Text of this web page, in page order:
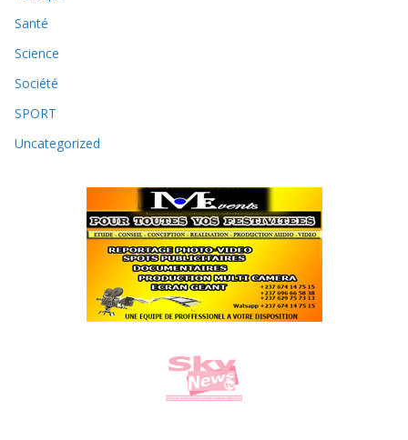
Santé
Science
Société
SPORT
Uncategorized